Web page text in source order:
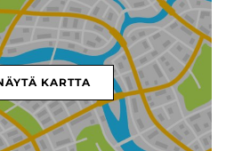
KARTTA